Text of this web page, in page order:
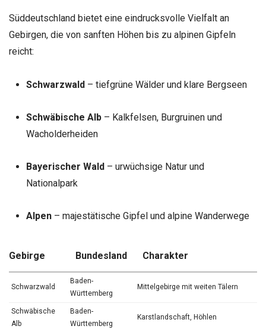
Süddeutschland bietet eine eindrucksvolle Vielfalt an
Gebirgen, die von sanften Höhen bis zu alpinen Gipfeln
reicht:
Schwarzwald– tiefgrüne Wälder und klare Bergseen
Schwäbische Alb– Kalkfelsen, Burgruinen und
Wacholderheiden
Bayerischer Wald– urwüchsige Natur und
Nationalpark
Alpen– majestätische Gipfel und alpine Wanderwege
Gebirge Bundesland Charakter
Schwarzwald
Baden-
Württemberg
Mittelgebirge mit weiten Tälern
Schwäbische
Alb
Baden-
Württemberg
Karstlandschaft, Höhlen